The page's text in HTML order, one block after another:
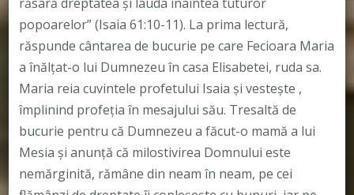
popoarelor” (Isaia 61:10-11). La prima lectură,
răspunde cântarea de bucurie pe care Fecioara Maria
a înălţat-o lui Dumnezeu în casa Elisabetei, ruda sa.
Maria reia cuvintele profetului Isaia şi vesteşte ,
împlinind profeția în mesajului său. Tresaltă de
bucurie pentru că Dumnezeu a făcut-o mamă a lui
Mesia şi anunţă că milostivirea Domnului este
nemărginită, rămâne din neam în neam, pe cei